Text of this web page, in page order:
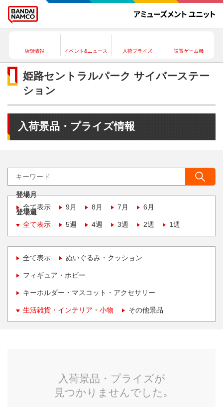
店舗情報 イベント&ニュース 入荷プライズ 設置ゲーム機
姫路セントラルパーク サイバーステー
ション
入荷景品・プライズ情報
登場月
全て表示
9月 8月 7月 6月
登場週
全て表示
5週 4週 3週 2週 1週
全て表示 ぬいぐるみ・クッション
フィギュア・ホビー
キーホルダー・マスコット・アクセサリー
生活雑貨・インテリア・小物 その他景品